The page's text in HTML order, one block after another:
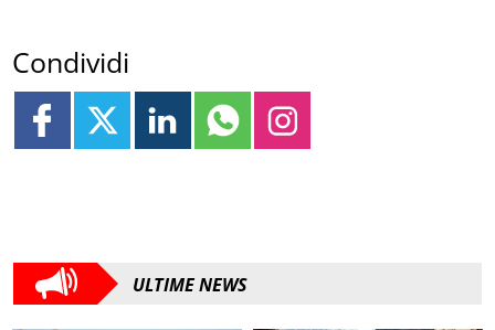
Condividi
ULTIME NEWS